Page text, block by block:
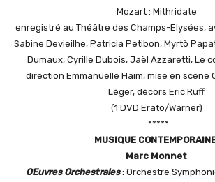
Mozart : Mithridate
enregistré au Théâtre des Champs-Elysées,
Sabine Devieilhe, Patricia Petibon, Myrtò
Dumaux, Cyrille Dubois, Jaël Azzaretti, Le
direction Emmanuelle Haïm, mise en scène
Léger, décors Eric Ruff
(1 DVD Erato/Warner)
*****
MUSIQUE
Marc Monnet
OEuvres Orchestrales: Orchestre